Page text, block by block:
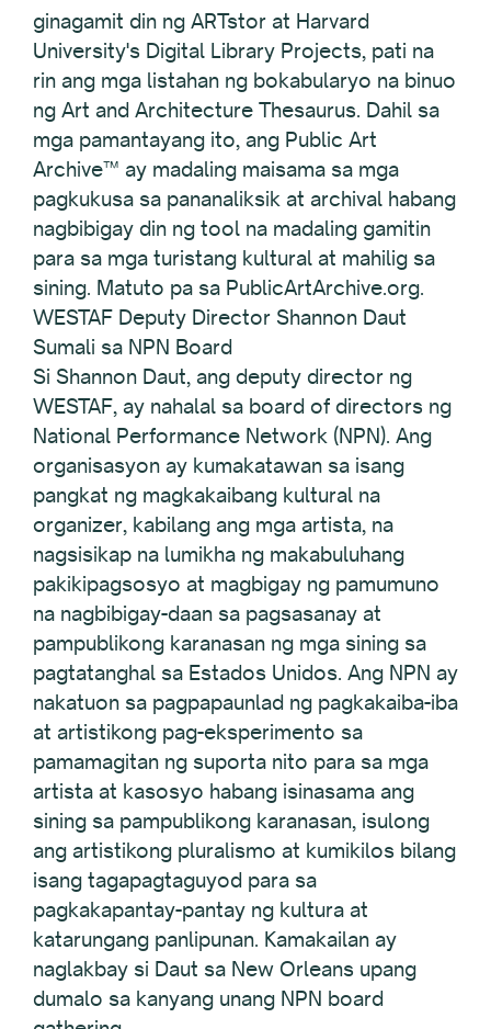
ginagamit din ng ARTstor at Harvard
University's Digital Library Projects, pati na
rin ang mga listahan ng bokabularyo na binuo
ng Art and Architecture Thesaurus. Dahil sa
mga pamantayang ito, ang Public Art
Archive™ ay madaling maisama sa mga
pagkukusa sa pananaliksik at archival habang
nagbibigay din ng tool na madaling gamitin
para sa mga turistang kultural at mahilig sa
sining. Matuto pa sa PublicArtArchive.org.
WESTAF Deputy Director Shannon Daut
Sumali sa NPN Board
Si Shannon Daut, ang deputy director ng
WESTAF, ay nahalal sa board of directors ng
National Performance Network (NPN). Ang
organisasyon ay kumakatawan sa isang
pangkat ng magkakaibang kultural na
organizer, kabilang ang mga artista, na
nagsisikap na lumikha ng makabuluhang
pakikipagsosyo at magbigay ng pamumuno
na nagbibigay-daan sa pagsasanay at
pampublikong karanasan ng mga sining sa
pagtatanghal sa Estados Unidos. Ang NPN ay
nakatuon sa pagpapaunlad ng pagkakaiba-iba
at artistikong pag-eksperimento sa
pamamagitan ng suporta nito para sa mga
artista at kasosyo habang isinasama ang
sining sa pampublikong karanasan, isulong
ang artistikong pluralismo at kumikilos bilang
isang tagapagtaguyod para sa
pagkakapantay-pantay ng kultura at
katarungang panlipunan. Kamakailan ay
naglakbay si Daut sa New Orleans upang
dumalo sa kanyang unang NPN board